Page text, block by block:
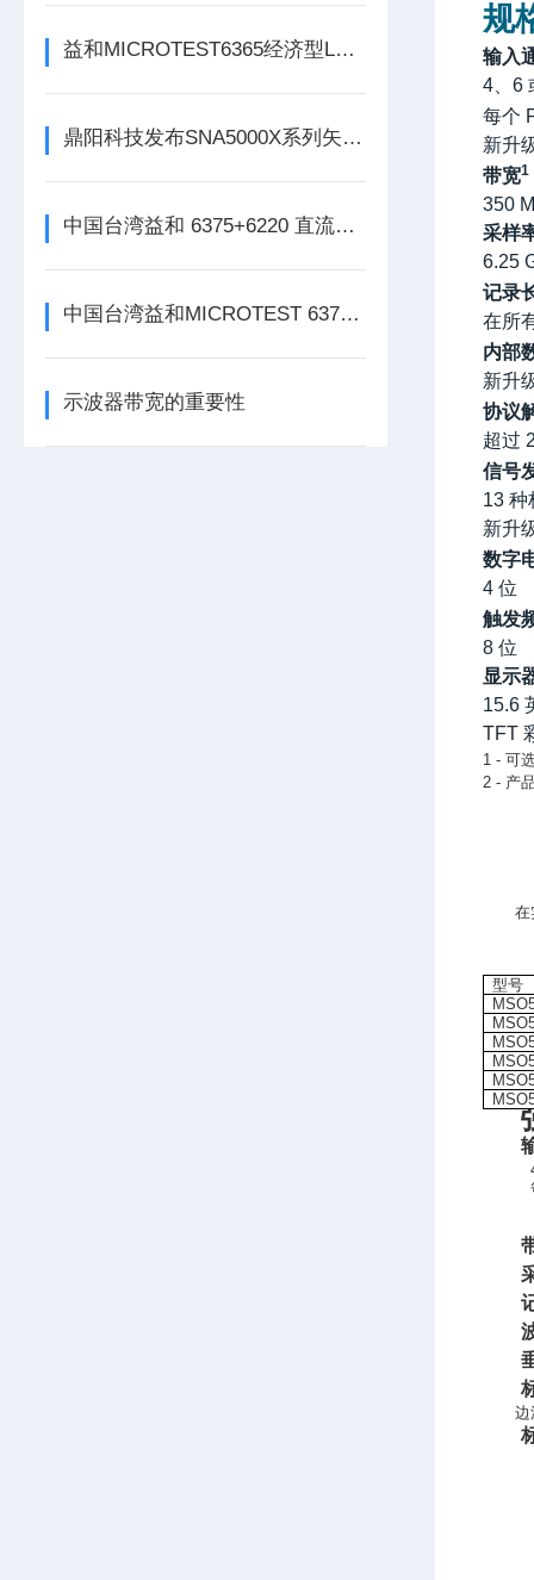
益和MICROTEST6365经济型LCR测试仪
鼎阳科技发布SNA5000X系列矢量网络分析仪
中国台湾益和 6375+6220 直流偏流源测试系统
中国台湾益和MICROTEST 6370 LCR测试仪
示波器带宽的重要性
规
输入
4
6
每个
新升
带宽1
350
采样
6.25
记录
在所
内部
新升
协议
超过
信号
13 种
新升
数字
4 位
触发
8 位
显示
15.6
TFT
1 - 可
2 - 产
在
型号
边